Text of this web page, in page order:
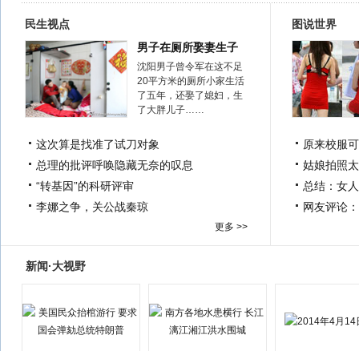
民生视点
男子在厕所娶妻生子
沈阳男子曾令军在这不足
20平方米的厕所小家生活
了五年，还娶了媳妇，生
了大胖儿子……
这次算是找准了试刀对象
总理的批评呼唤隐藏无奈的叹息
“转基因”的科研评审
李娜之争，关公战秦琼
更多 >>
图说世界
原来校服
姑娘拍照
总结：女
网友评论
新闻·大视野